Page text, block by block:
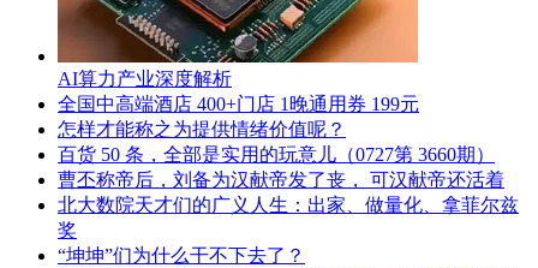
AI算力产业深度解析
全国中高端酒店 400+门店 1晚通用券 199元
怎样才能称之为提供情绪价值呢？
百货 50 条，全部是实用的玩意儿（0727第 3660期）
曹丕称帝后，刘备为汉献帝发了丧， 可汉献帝还活着
北大数院天才们的广义人生：出家、做量化、拿菲尔兹
奖
“坤坤”们为什么干不下去了？